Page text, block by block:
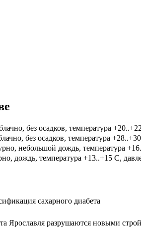
без осадков, температура
без осадков, температура
небольшой дождь, температура
дождь, температура +13..+15 С,
сахарного диабета
Ярославля разрушаются новыми